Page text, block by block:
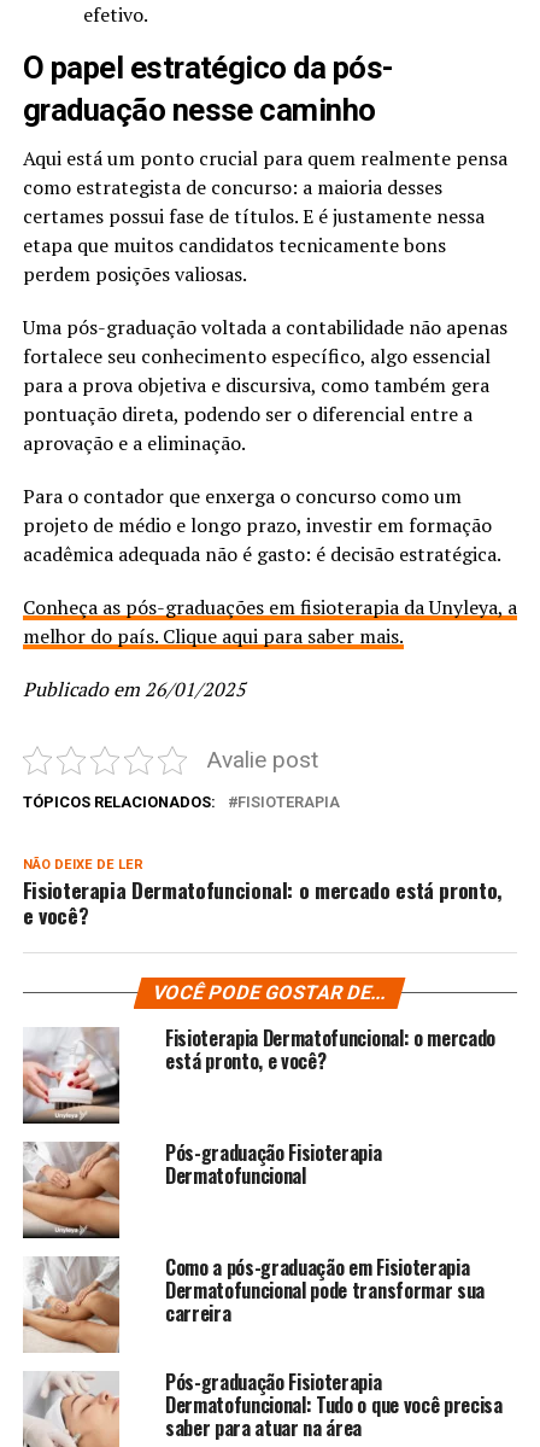
efetivo.
O papel estratégico da pós-
graduação nesse caminho
Aqui está um ponto crucial para quem realmente pensa
como estrategista de concurso: a maioria desses
certames possui fase de títulos. E é justamente nessa
etapa que muitos candidatos tecnicamente bons
perdem posições valiosas.
Uma pós-graduação voltada a contabilidade não apenas
fortalece seu conhecimento específico, algo essencial
para a prova objetiva e discursiva, como também gera
pontuação direta, podendo ser o diferencial entre a
aprovação e a eliminação.
Para o contador que enxerga o concurso como um
projeto de médio e longo prazo, investir em formação
acadêmica adequada não é gasto: é decisão estratégica.
Conheça as pós-graduações em fisioterapia da Unyleya, a
melhor do país. Clique aqui para saber mais.
Publicado em 26/01/2025
Avalie post
TÓPICOS RELACIONADOS: FISIOTERAPIA
NÃO DEIXE DE LER
Fisioterapia Dermatofuncional: o mercado está pronto,
e você?
VOCÊ PODE GOSTAR DE...
Fisioterapia Dermatofuncional: o mercado
está pronto, e você?
Pós-graduação Fisioterapia
Dermatofuncional
Como a pós-graduação em Fisioterapia
Dermatofuncional pode transformar sua
carreira
Pós-graduação Fisioterapia
Dermatofuncional: Tudo o que você precisa
saber para atuar na área